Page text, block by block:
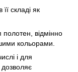
складі як
відмінно
кольорами.
і для